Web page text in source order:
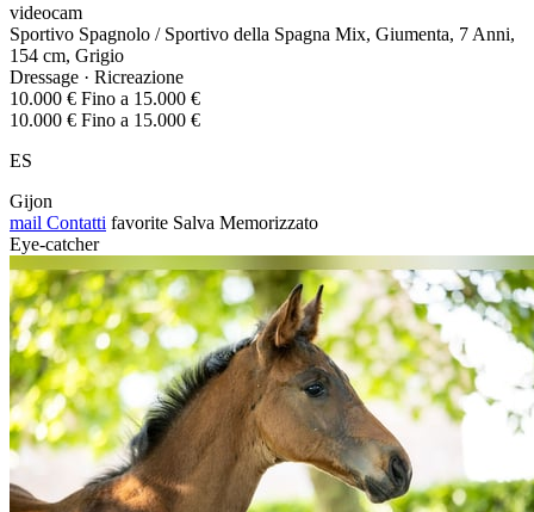
videocam
Sportivo Spagnolo / Sportivo della Spagna Mix, Giumenta, 7 Anni,
154 cm, Grigio
Dressage · Ricreazione
10.000 € Fino a 15.000 €
10.000 € Fino a 15.000 €
ES
Gijon
mail Contatti favorite Salva Memorizzato
Eye-catcher